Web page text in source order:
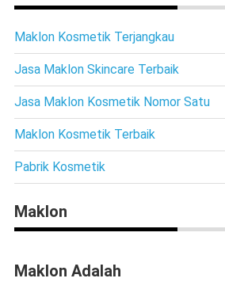
Maklon Kosmetik Terjangkau
Jasa Maklon Skincare Terbaik
Jasa Maklon Kosmetik Nomor Satu
Maklon Kosmetik Terbaik
Pabrik Kosmetik
Maklon
Maklon Adalah